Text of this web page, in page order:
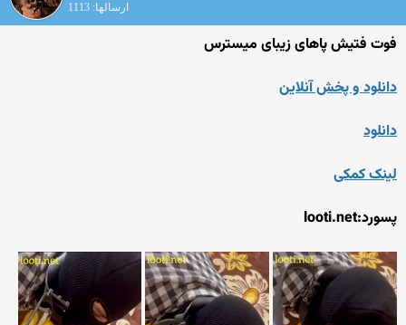
ارسالها: 1113
فوت فتیش پاهای زیبای میسترس
دانلود و پخش آنلاین
دانلود
لینک کمکی
پسورد:looti.net